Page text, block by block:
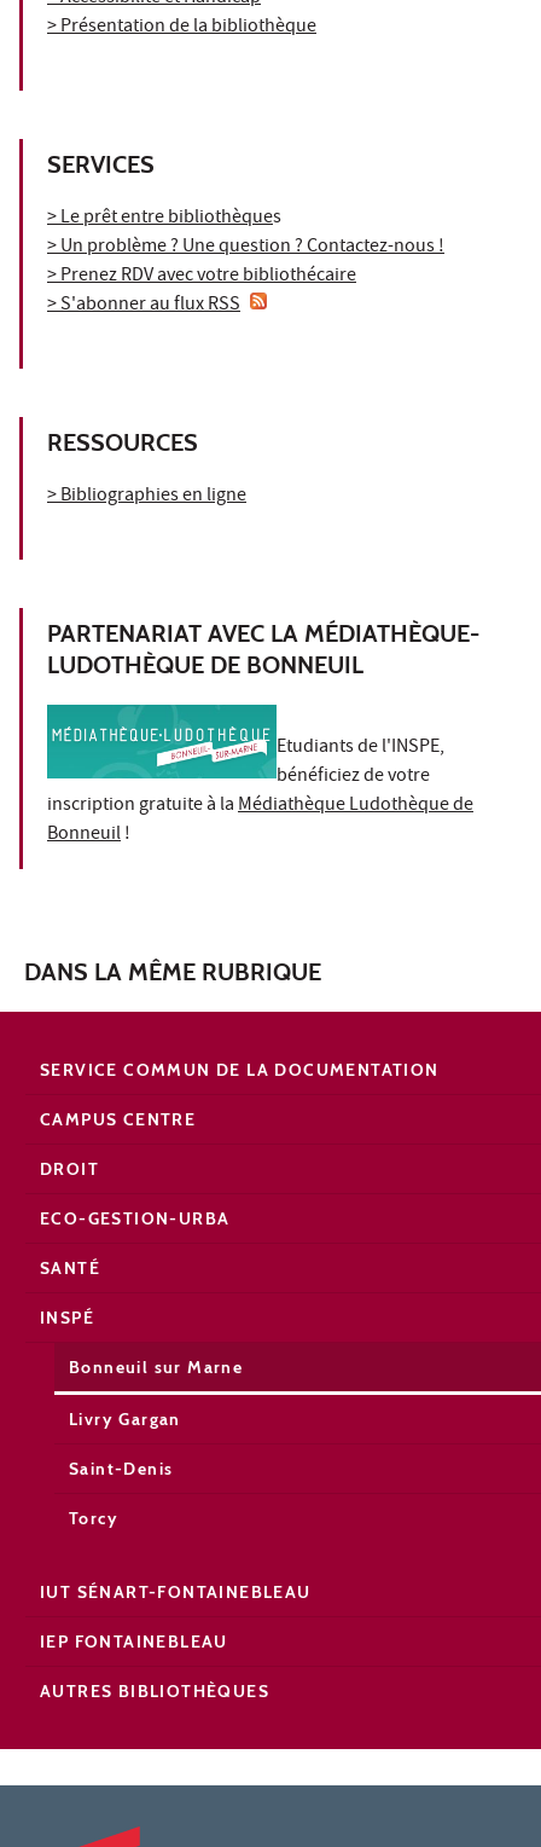
> Présentation de la bibliothèque
SERVICES
> Le prêt entre bibliothèques
> Un problème ? Une question ? Contactez-nous !
> Prenez RDV avec votre bibliothécaire
> S'abonner au flux RSS
RESSOURCES
> Bibliographies en ligne
PARTENARIAT AVEC LA MÉDIATHÈQUE-
LUDOTHÈQUE DE BONNEUIL
Etudiants de l'INSPE,
bénéficiez de votre
inscription gratuite à laMédiathèque Ludothèque de
Bonneuil!
DANS LA MÊME RUBRIQUE
SERVICE COMMUN DE LA DOCUMENTATION
CAMPUS CENTRE
DROIT
ECO-GESTION-URBA
SANTÉ
INSPÉ
Bonneuil sur Marne
Livry Gargan
Saint-Denis
Torcy
IUT SÉNART-FONTAINEBLEAU
IEP FONTAINEBLEAU
AUTRES BIBLIOTHÈQUES